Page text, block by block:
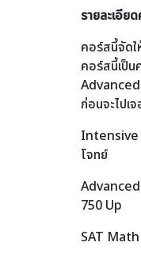
รายละเอีย
คอร์สนี้จัดใ
คอร์สนี้เป็น
ก่อนจะไปเ
Intensive
โจทย์
Advanced
750 Up
SAT